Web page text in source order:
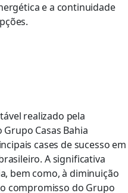
e a continuidade
realizado pela
Casas Bahia
cases de sucesso em
A significativa
bem como, à diminuição
compromisso do Grupo